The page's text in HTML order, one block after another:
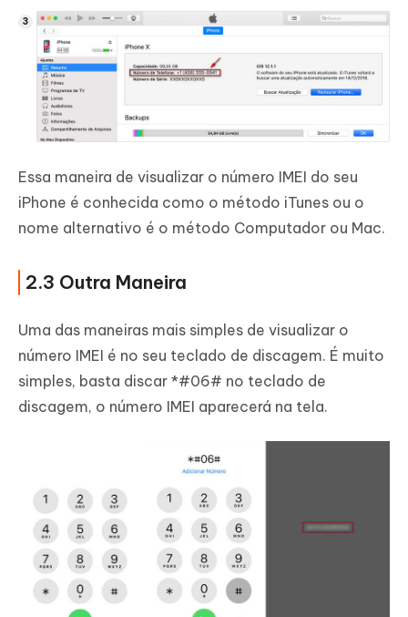
Essa maneira de visualizar o número IMEI do seu
iPhone é conhecida como o método iTunes ou o
nome alternativo é o método Computador ou Mac.
2.3 Outra Maneira
Uma das maneiras mais simples de visualizar o
número IMEI é no seu teclado de discagem. É muito
simples, basta discar *#06# no teclado de
discagem, o número IMEI aparecerá na tela.